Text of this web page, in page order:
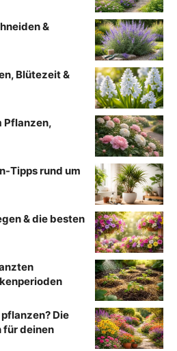
&
Blütezeit &
Pflanzen,
Tipps rund um
& die besten
Die
für deinen